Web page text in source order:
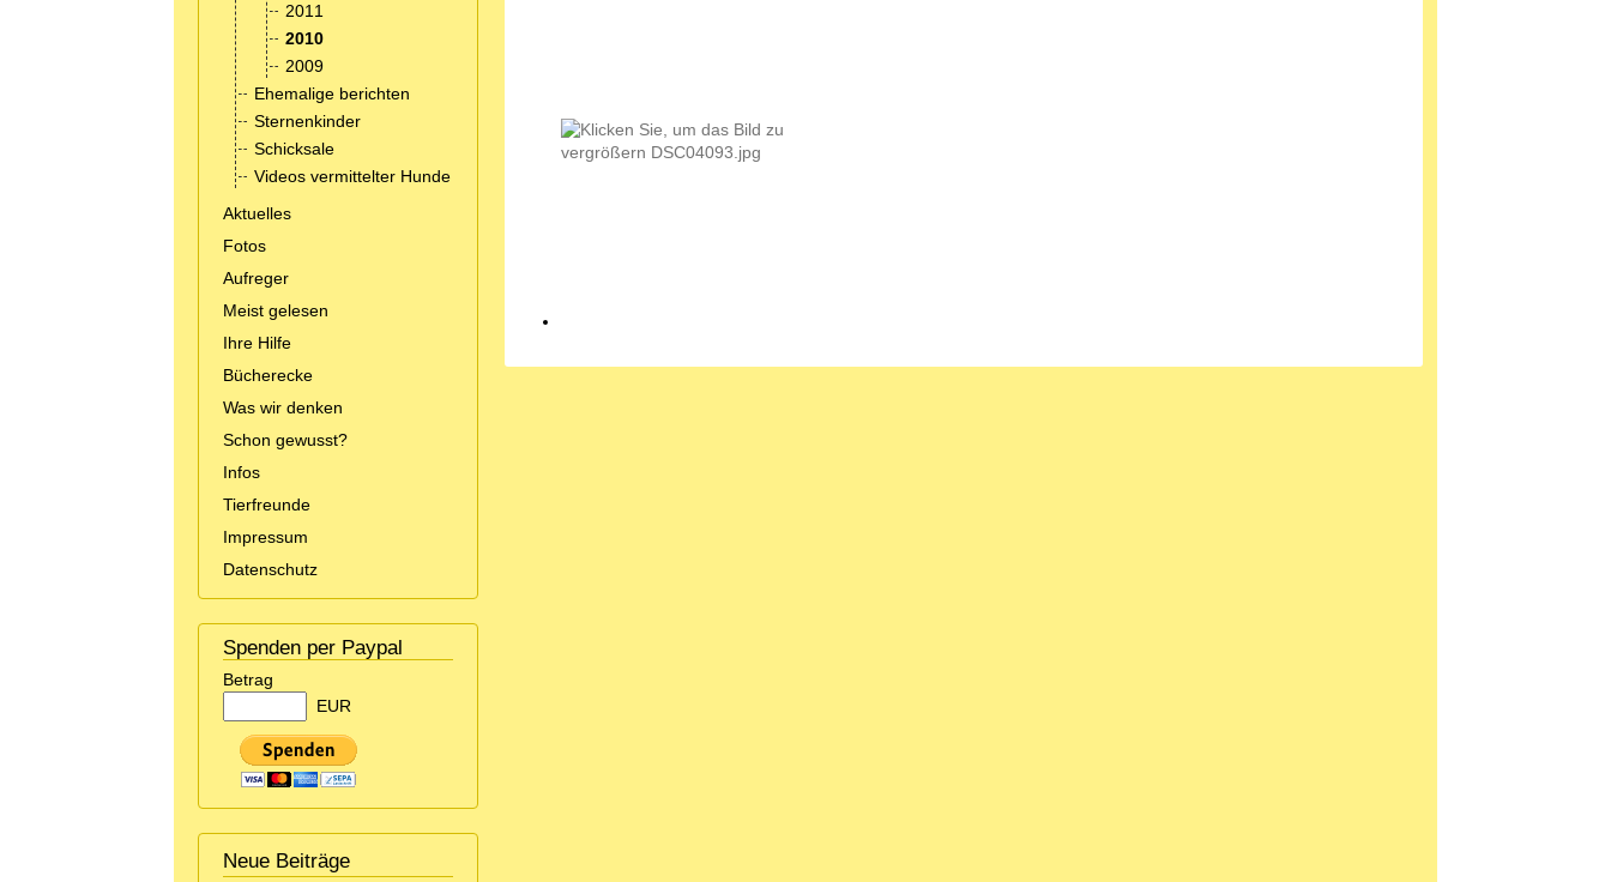
2011
2010
2009
Ehemalige berichten
Sternenkinder
Schicksale
Videos vermittelter Hunde
Aktuelles
Fotos
Aufreger
Meist gelesen
Ihre Hilfe
Bücherecke
Was wir denken
Schon gewusst?
Infos
Tierfreunde
Impressum
Datenschutz
Spenden per Paypal
Betrag
EUR
Neue Beiträge